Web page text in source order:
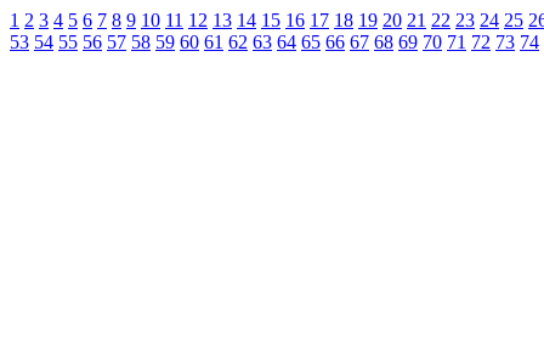
1 2 3 4 5 6 7 8 9 10 11 12 13 14 15 16 17 18 19 20 21 22 23 24 25
53 54 55 56 57 58 59 60 61 62 63 64 65 66 67 68 69 70 71 72 73 74